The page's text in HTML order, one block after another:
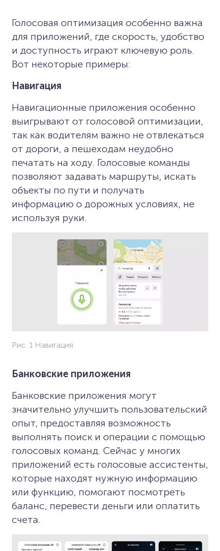
Голосовая оптимизация особенно важна
для приложений, где скорость, удобство
и доступность играют ключевую роль.
Вот некоторые примеры:
Навигация
Навигационные приложения особенно
выигрывают от голосовой оптимизации,
так как водителям важно не отвлекаться
от дороги, а пешеходам неудобно
печатать на ходу. Голосовые команды
позволяют задавать маршруты, искать
объекты по пути и получать
информацию о дорожных условиях, не
используя руки.
Рис. 1 Навигация
Банковские приложения
Банковские приложения могут
значительно улучшить пользовательский
опыт, предоставляя возможность
выполнять поиск и операции с помощью
голосовых команд. Сейчас у многих
приложений есть голосовые ассистенты,
которые находят нужную информацию
или функцию, помогают посмотреть
баланс, перевести деньги или оплатить
счета.